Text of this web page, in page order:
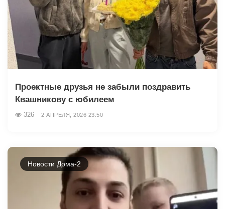
Проектные друзья не забыли поздравить
Квашникову с юбилеем
326 2 АПРЕЛЯ, 2026 23:50
Новости Дома-2